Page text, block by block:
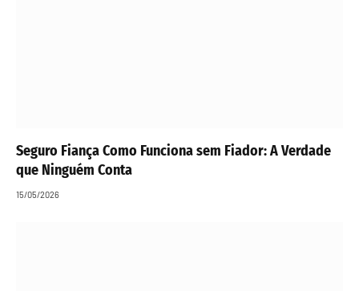
Seguro Fiança Como Funciona sem Fiador: A Verdade
que Ninguém Conta
15/05/2026